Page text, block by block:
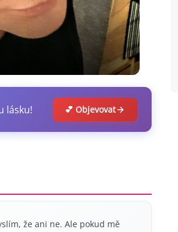
lásku! 💕 Objevovat
že ani ne. Ale pokud mě